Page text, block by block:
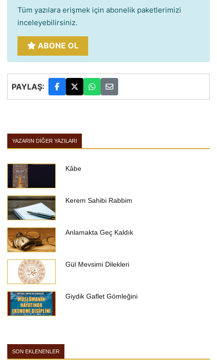
Tüm yazılara erişmek için abonelik paketlerimizi
inceleyebilirsiniz.
ABONE OL
PAYLAŞ:
YAZARIN DIĞER YAZILARI
Kâbe
Kerem Sahibi Rabbim
Anlamakta Geç Kaldık
Gül Mevsimi Dilekleri
Giydik Gaflet Gömleğini
SON EKLENENLER